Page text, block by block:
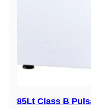
85Lt Class B